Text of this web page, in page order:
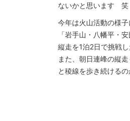
ないかと思います 笑
今年は火山活動の様子
「岩手山・八幡平・
縦走を1泊2日で挑戦
また、朝日連峰の縦
と稜線を歩き続けるの